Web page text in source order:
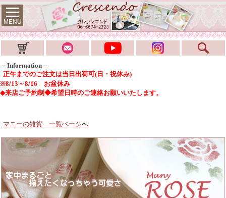
MENU
-- Information --
正午までのご注文は当日出荷可(日・祝休み)
※8/13～8/16 お盆休み
◆来店ご予約制◆希望日時のご連絡お願いいたします。
マニーの雑貨 一覧ページへ